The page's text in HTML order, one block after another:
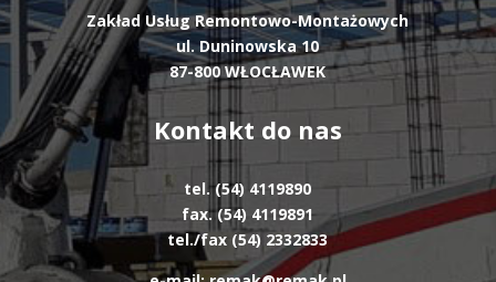
Zakład Usług Remontowo-Montażowych
ul. Duninowska 10
87-800 WŁOCŁAWEK
Kontakt do nas
tel. (54) 4119890
fax. (54) 4119891
tel./fax (54) 2332833